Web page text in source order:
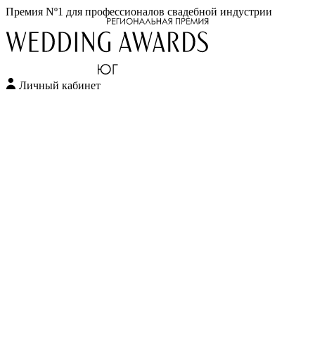
Премия Nº1 для профессионалов свадебной индустрии
Личный кабинет